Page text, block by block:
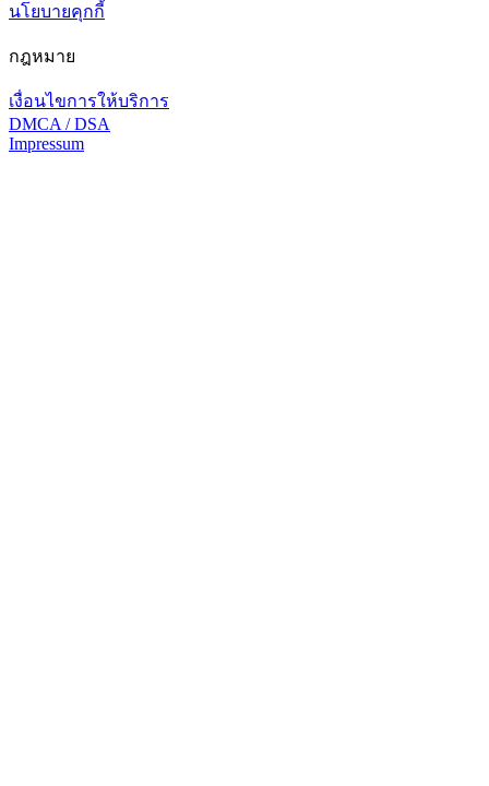
นโยบายคุกกี้
กฎหมาย
เงื่อนไขการให้บริการ
DMCA / DSA
Impressum